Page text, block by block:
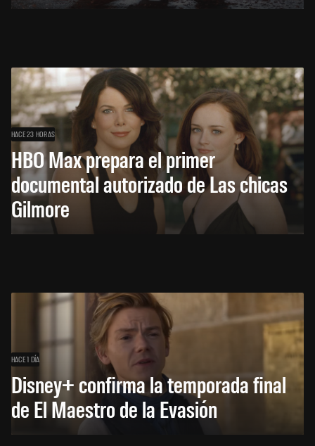
HACE 23 HORAS
HBO Max prepara el primer
documental autorizado de Las chicas
Gilmore
HACE 1 DÍA
Disney+ confirma la temporada final
de El Maestro de la Evasión